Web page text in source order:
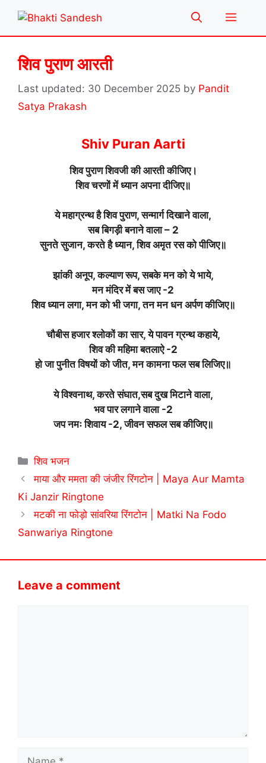
content
Menu
शिव पुराण आरती
30 December 2025 by Pandit
Satya Prakash
Shiv Puran Aarti
शिव पुराण शिवजी की आरती कीजिए।
शिव चरणों में ध्यान अपना दीजिए॥
ये महाग्रन्थ है शिव पुराण, सन्मार्ग दिखाने वाला,
सब बिगड़ी बनाने वाला – 2
सुनते सुजान, करते है ध्यान, शिव अमृत रस को पीजिए॥
झांकी अनूप, कल्याण रूप, सबके मन को ये भाये,
मन मंदिर में बस जाए -2
शिव ध्यान लगा, मन को भी जगा, तन मन धन अर्पण कीजिए॥
चौबीस हजार श्लोकों का सार, ये पावन ग्रन्थ कहाये,
शिव की महिमा बतलाऐ -2
हो जा पुनीत विषयों को जीत, मन कामना फल सब लिजिए॥
ये विश्वनाथ, करते संघात,सब दुख मिटाने वाला,
भव पार लगाने वाला -2
जप नमः शिवाय -2, जीवन सफल सब कीजिए॥
Categories
शिव भजन
माया और ममता की जंजीर रिंगटोन | Maya Aur Mamta
Ki Janzir Ringtone
मटकी ना फोड़ो सांवरिया रिंगटोन | Matki Na Fodo
Sanwariya Ringtone
Leave a comment